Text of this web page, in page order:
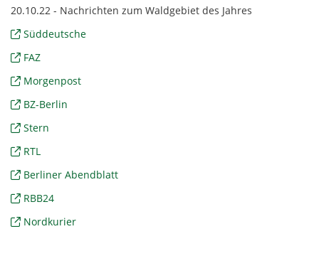
20.10.22 - Nachrichten zum Waldgebiet des Jahres
Süddeutsche
FAZ
Morgenpost
BZ-Berlin
Stern
RTL
Berliner Abendblatt
RBB24
Nordkurier